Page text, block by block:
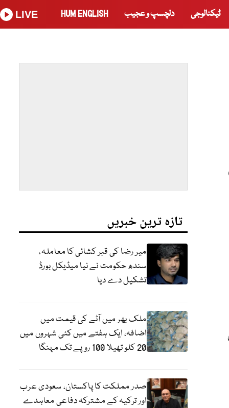
ٹیکنالوجی دلچسپ و عجیب HUM ENGLISH
LIVE
تازہ ترین خبریں
میر رضا کی قبر کشائی کا معاملہ،
سندھ حکومت نے نیا میڈیکل بورڈ
تشکیل دے دیا
ملک بھر میں آٹے کی قیمت میں
اضافہ، ایک ہفتے میں کئی شہروں میں
20 کلو تھیلا 100 روپے تک مہنگا
صدر مملکت کا پاکستان، سعودی عرب
اور ترکیہ کے مشترکہ دفاعی معاہدے